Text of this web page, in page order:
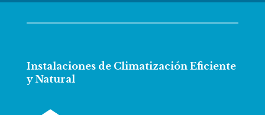
Instalaciones de Climatización Eficiente
y Natural